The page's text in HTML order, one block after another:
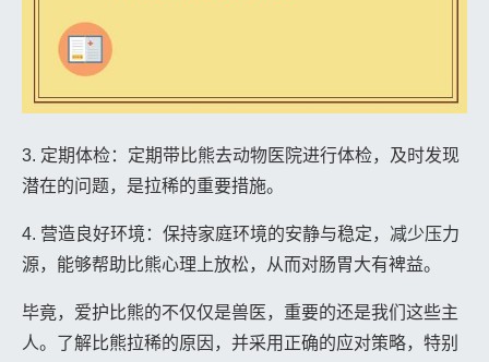
3. 定期体检：定期带比熊去动物医院进行体检，及时发现
潜在的问题，是拉稀的重要措施。
4. 营造良好环境：保持家庭环境的安静与稳定，减少压力
源，能够帮助比熊心理上放松，从而对肠胃大有裨益。
毕竟，爱护比熊的不仅仅是兽医，重要的还是我们这些主
人。了解比熊拉稀的原因，并采用正确的应对策略，特别